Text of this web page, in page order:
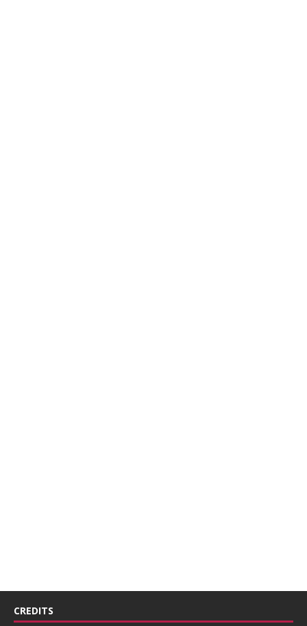
CREDITS